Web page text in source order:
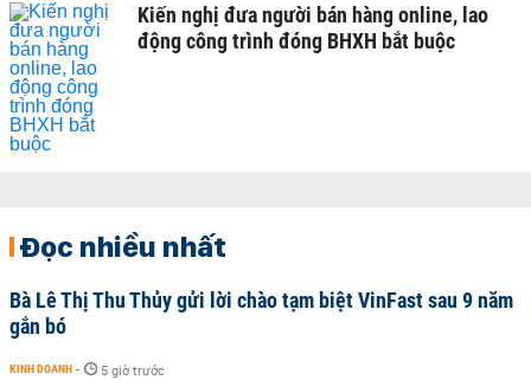
Kiến nghị đưa người bán hàng online, lao
động công trình đóng BHXH bắt buộc
Đọc nhiều nhất
Bà Lê Thị Thu Thủy gửi lời chào tạm biệt VinFast sau 9 năm
gắn bó
KINH DOANH - 5 giờ trước